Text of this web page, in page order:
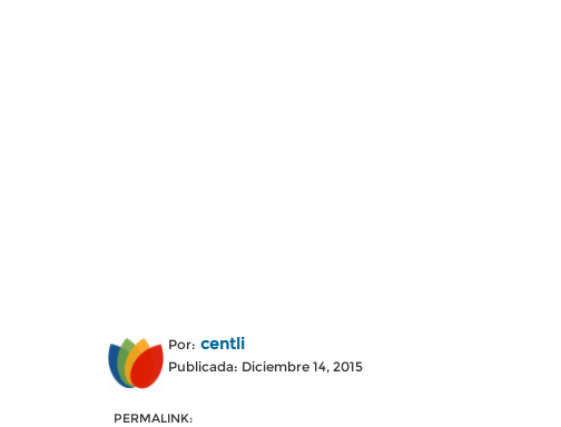
Por: centli
Publicada: Diciembre 14, 2015
PERMALINK: